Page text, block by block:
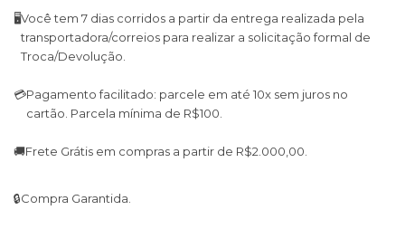
🖥Você tem 7 dias corridos a partir da entrega realizada pela
transportadora/correios para realizar a solicitação formal de
Troca/Devolução.
💳Pagamento facilitado: parcele em até 10x sem juros no
cartão. Parcela mínima de R$100.
🚚Frete Grátis em compras a partir de R$2.000,00.
🔒Compra Garantida.